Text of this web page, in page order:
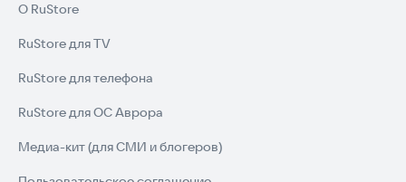
О RuStore
RuStore для TV
RuStore для телефона
RuStore для ОС Аврора
Медиа-кит (для СМИ и блогеров)